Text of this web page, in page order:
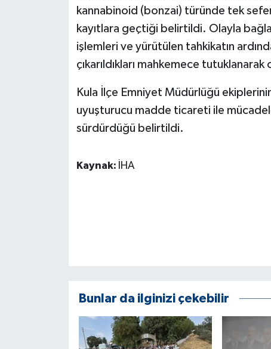
kannabinoid (bonzai) türünde tek
kayıtlara geçtiği belirtildi. Olayla
işlemleri ve yürütülen tahkikatın
çıkarıldıkları mahkemece
Kula İlçe Emniyet Müdürlüğü
uyuşturucu madde ticareti ile mücadele
sürdürdüğü belirtildi.
Kaynak: İHA
Bunlar da ilginizi çekebilir
ÜLKE GÜNDEMİ